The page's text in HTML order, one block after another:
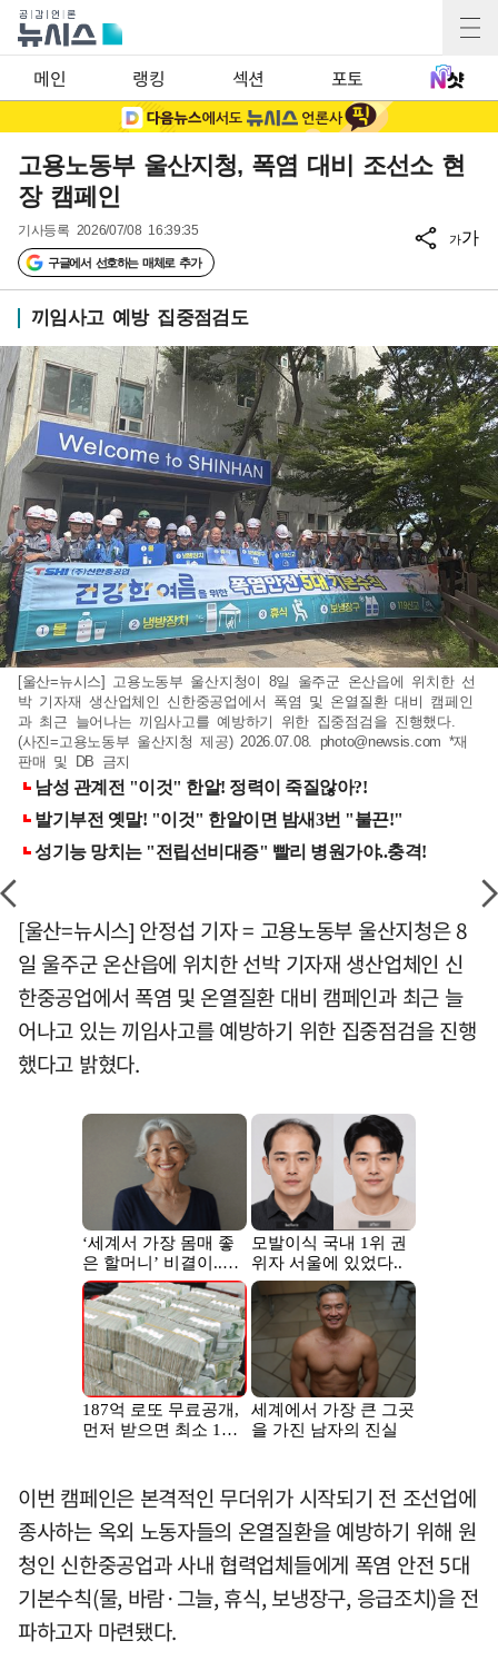
메인 랭킹 섹션 포토
고용노동부 울산지청, 폭염 대비 조선소 현
장 캠페인
기사등록 2026/07/08 16:39:35
구글에서 선호하는 매체로 추가
가가
끼임사고 예방 집중점검도
[울산=뉴시스] 고용노동부 울산지청이 8일 울주군 온산읍에 위치한 선
박 기자재 생산업체인 신한중공업에서 폭염 및 온열질환 대비 캠페인
과 최근 늘어나는 끼임사고를 예방하기 위한 집중점검을 진행했다.
(사진=고용노동부 울산지청 제공) 2026.07.08. photo@newsis.com *재
판매 및 DB 금지
[울산=뉴시스] 안정섭 기자 = 고용노동부 울산지청은 8
일 울주군 온산읍에 위치한 선박 기자재 생산업체인 신
한중공업에서 폭염 및 온열질환 대비 캠페인과 최근 늘
어나고 있는 끼임사고를 예방하기 위한 집중점검을 진행
했다고 밝혔다.
이번 캠페인은 본격적인 무더위가 시작되기 전 조선업에
종사하는 옥외 노동자들의 온열질환을 예방하기 위해 원
청인 신한중공업과 사내 협력업체들에게 폭염 안전 5대
기본수칙(물, 바람·그늘, 휴식, 보냉장구, 응급조치)을 전
파하고자 마련됐다.